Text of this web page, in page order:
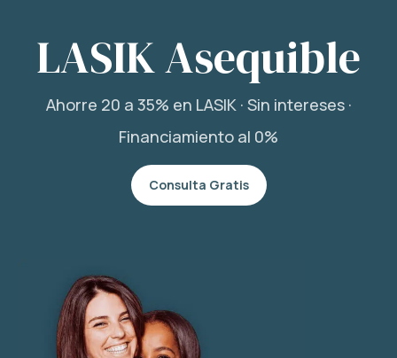
LASIK Asequible
Ahorre 20 a 35% en LASIK · Sin intereses ·
Financiamiento al 0%
Consulta Gratis